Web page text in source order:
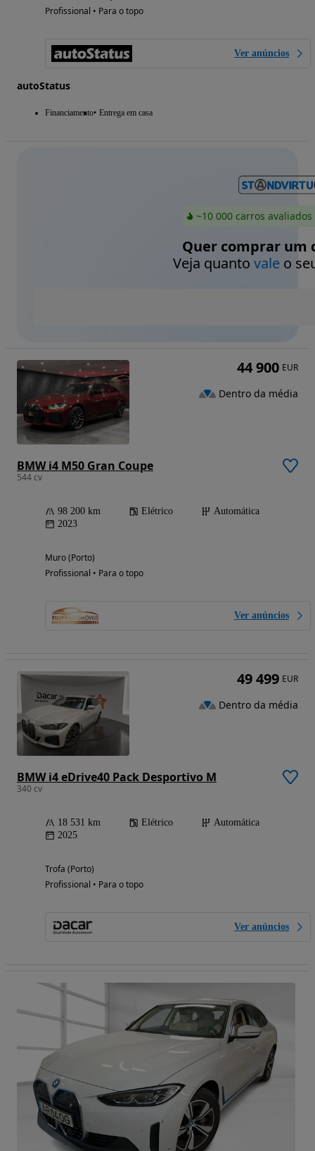
Profissional • Para o topo
Ver anúncios
autoStatus
Financiamento Entrega em casa
~10 000 carros
Quer comprar um
Veja quanto valeo
BMW i4 M50 Gran Coupe
544 cv
98 200 km Elétrico
Automática
2023
Muro (Porto)
Profissional • Para o topo
Ver anúncios
44 900 EUR
Dentro da média
BMW i4 eDrive40 Pack Desportivo M
340 cv
18 531 km Elétrico
Automática
2025
Trofa (Porto)
Profissional • Para o topo
Ver anúncios
49 499 EUR
Dentro da média